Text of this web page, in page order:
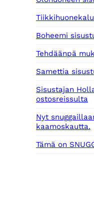
Boheemi
Tehdäänpä
Samettia
Sisustajan
ostosreissulta
Nyt
kaamoskautta.
Tämä on